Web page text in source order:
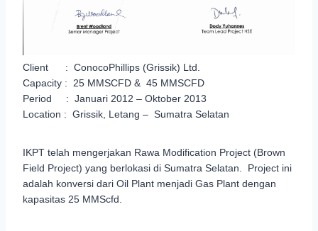
Client : ConocoPhillips (Grissik) Ltd.
Capacity : 25 MMSCFD & 45 MMSCFD
Period : Januari 2012 – Oktober 2013
Location : Grissik, Letang – Sumatra Selatan
IKPT telah mengerjakan Rawa Modification Project (Brown
Field Project) yang berlokasi di Sumatra Selatan. Project ini
adalah konversi dari Oil Plant menjadi Gas Plant dengan
kapasitas 25 MMScfd.